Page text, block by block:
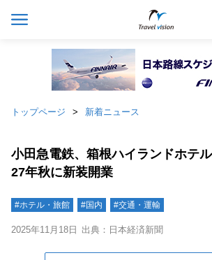
トップページ 新着ニュース
小田急電鉄、箱根ハイランドホテ
27年秋に新装開業
#ホテル・旅館 #国内 #交通・運輸
2025年11月18日 出典：日本経済新聞